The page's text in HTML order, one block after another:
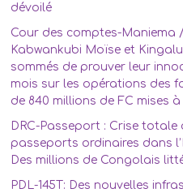
dévoilé
Cour des comptes-Maniema
Kabwankubi Moïse et
sommés de prouver leur
mois sur les opérations des
de 840 millions de FC mises
DRC-Passeport : Crise
passeports ordinaires dans
Des millions de Congolais
PDL-145T: Des nouvelles